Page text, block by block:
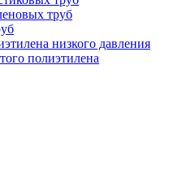
труб
низкого давления
полиэтилена